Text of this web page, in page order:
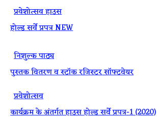
प्रवेशोत्सव हाउस
होल्ड सर्वे प्रपत्र NEW
निशुल्क पाठ्य
पुस्तक वितरण व स्टॉक रजिस्टर सॉफ्टवेयर
प्रवेशोत्सव
कार्यक्रम के अंतर्गत हाउस होल्ड सर्वे प्रपत्र-1 (2020)